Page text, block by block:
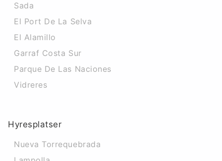
Sada
El Port De La Selva
El Alamillo
Garraf Costa Sur
Parque De Las Naciones
Vidreres
Hyresplatser
Nueva Torrequebrada